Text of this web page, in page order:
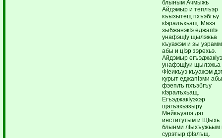
блыным Ачмыжь
Айдэмыр и теплъэр
къызытещ пхъэбгъу
кIэралъхьащ. Мазэ
зыбжанэкIэ еджапIэ
унафэщIу щылэжьа
къуажэм и зы
абы и цIэр зэрехьэ.
Айдэмыр
унафэщIуи щылэжьа
ФIеикъуэ къуажэм
курыт еджапIэми
фэеплъ пхъэбгъу
кIэралъхьащ.
ЕгъэджакIуэхэр
щагъэхьэзыру
Мейкъуапэ дэт
институтым и ЩIыхь
блынми лIыхъужьым
сурэтыр фIэлъщ.